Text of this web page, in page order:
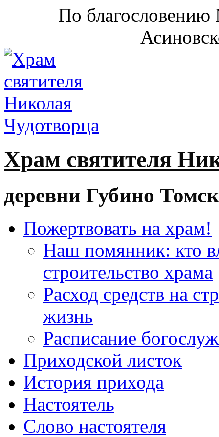
По благословению
Храм святителя
деревни Губино
Пожертвовать на храм!
Наш помянник: кто
строительство храма
Расход средств на
жизнь
Расписание
Приходской листок
История прихода
Настоятель
Слово настоятеля